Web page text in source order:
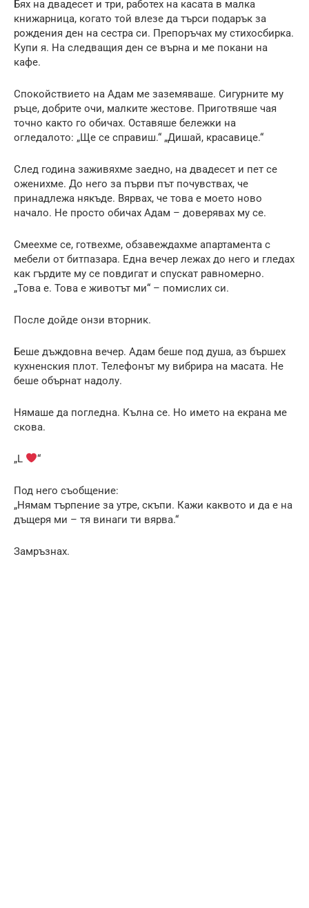
Бях на двадесет и три, работех на касата в малка
книжарница, когато той влезе да търси подарък за
рождения ден на сестра си. Препоръчах му стихосбирка.
Купи я. На следващия ден се върна и ме покани на
кафе.
Спокойствието на Адам ме заземяваше. Сигурните му
ръце, добрите очи, малките жестове. Приготвяше чая
точно както го обичах. Оставяше бележки на
огледалото: „Ще се справиш.“ „Дишай, красавице.“
След година заживяхме заедно, на двадесет и пет се
оженихме. До него за първи път почувствах, че
принадлежа някъде. Вярвах, че това е моето ново
начало. Не просто обичах Адам – доверявах му се.
Смеехме се, готвехме, обзавеждахме апартамента с
мебели от битпазара. Една вечер лежах до него и гледах
как гърдите му се повдигат и спускат равномерно.
„Това е. Това е животът ми“ – помислих си.
После дойде онзи вторник.
Беше дъждовна вечер. Адам беше под душа, аз бършех
кухненския плот. Телефонът му вибрира на масата. Не
беше обърнат надолу.
Нямаше да погледна. Кълна се. Но името на екрана ме
скова.
„L “
Под него съобщение:
„Нямам търпение за утре, скъпи. Кажи каквото и да е на
дъщеря ми – тя винаги ти вярва.“
Замръзнах.